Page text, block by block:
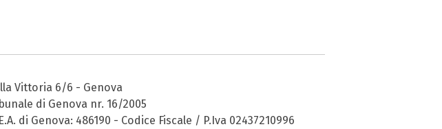
Vittoria 6/6 - Genova
di Genova nr. 16/2005
di Genova: 486190 - Codice Fiscale / P.Iva 02437210996